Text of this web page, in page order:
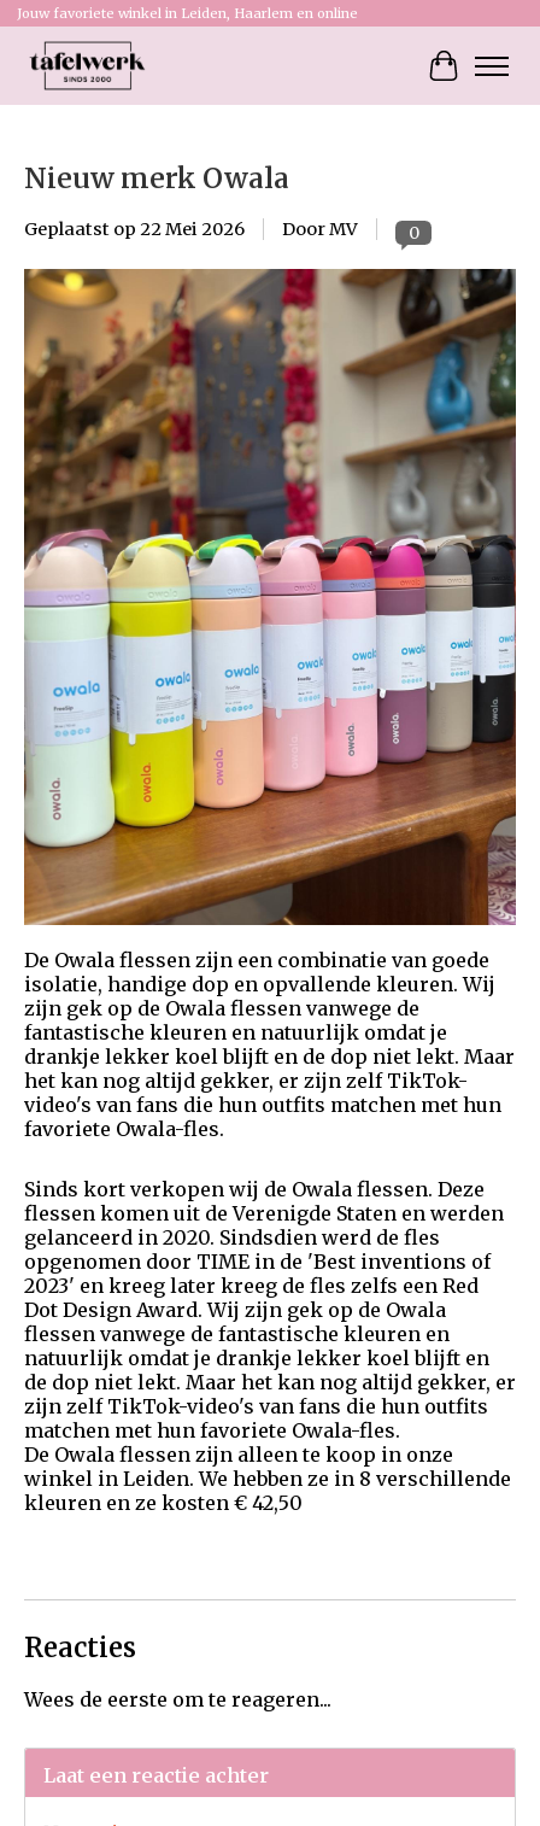
Jouw favoriete winkel in Leiden, Haarlem en online
Nieuw merk Owala
Geplaatst op 22 Mei 2026 Door MV 0
De Owala flessen zijn een combinatie van goede
isolatie, handige dop en opvallende kleuren. Wij
zijn gek op de Owala flessen vanwege de
fantastische kleuren en natuurlijk omdat je
drankje lekker koel blijft en de dop niet lekt. Maar
het kan nog altijd gekker, er zijn zelf TikTok-
video's van fans die hun outfits matchen met hun
favoriete Owala-fles.
Sinds kort verkopen wij de Owala flessen. Deze
flessen komen uit de Verenigde Staten en werden
gelanceerd in 2020. Sindsdien werd de fles
opgenomen door TIME in de 'Best inventions of
2023' en kreeg later kreeg de fles zelfs een Red
Dot Design Award. Wij zijn gek op de Owala
flessen vanwege de fantastische kleuren en
natuurlijk omdat je drankje lekker koel blijft en
de dop niet lekt. Maar het kan nog altijd gekker, er
zijn zelf TikTok-video's van fans die hun outfits
matchen met hun favoriete Owala-fles.
De Owala flessen zijn alleen te koop in onze
winkel in Leiden. We hebben ze in 8 verschillende
kleuren en ze kosten € 42,50
Reacties
Wees de eerste om te reageren...
Laat een reactie achter